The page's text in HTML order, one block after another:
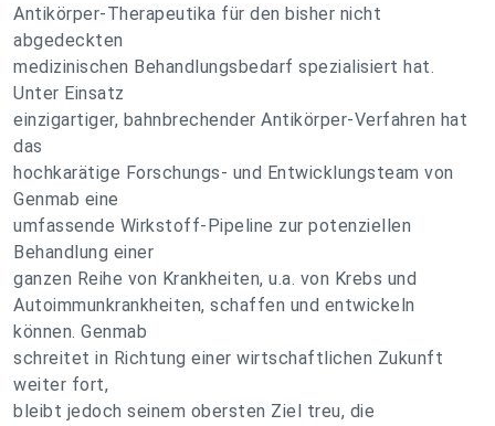
Antikörper-Therapeutika für den bisher nicht
abgedeckten
medizinischen Behandlungsbedarf spezialisiert hat.
Unter Einsatz
einzigartiger, bahnbrechender Antikörper-Verfahren hat
das
hochkarätige Forschungs- und Entwicklungsteam von
Genmab eine
umfassende Wirkstoff-Pipeline zur potenziellen
Behandlung einer
ganzen Reihe von Krankheiten, u.a. von Krebs und
Autoimmunkrankheiten, schaffen und entwickeln
können. Genmab
schreitet in Richtung einer wirtschaftlichen Zukunft
weiter fort,
bleibt jedoch seinem obersten Ziel treu, die